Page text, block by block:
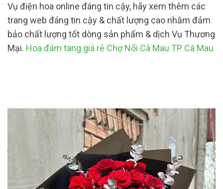
Vụ điện hoa online đáng tin cậy, hãy xem thêm các
trang web đáng tin cậy & chất lượng cao nhằm đảm
bảo chất lượng tốt dòng sản phẩm & dịch Vụ Thương
Mại. Hoa đám tang giá rẻ Chợ Nổi Cà Mau TP Cà Mau